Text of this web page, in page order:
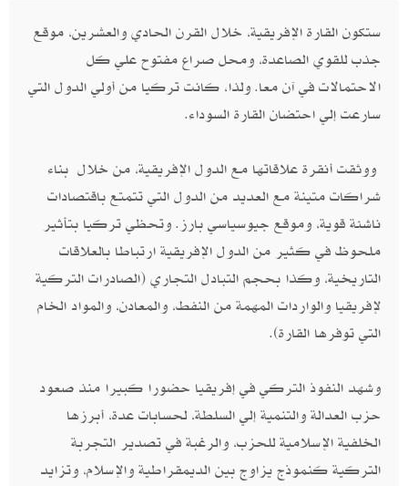
ستكون القارة الإفريقية،‮ ‬خلال القرن الحادي والعشرين،‮ ‬موقع
جذب للقوي الصاعدة،‮ ‬ومحل صراع مفتوح علي كل
الاحتمالات في آن معا‮. ‬ولذا،‮ ‬كانت تركيا من أولي الدول التي
سارعت إلي احتضان القارة السوداء‮.‬
‮ ‬ووثقت أنقرة علاقاتها مع الدول الإفريقية،‮ ‬من خلال‮ ‬بناء
شراكات متينة مع العديد من الدول التي تتمتع باقتصادات
ناشئة قوية،‮ ‬وموقع جيوسياسي بارز‮. ‬وتحظي تركيا بتأثير
ملحوظ في كثير من الدول الإفريقية ارتباطا بالعلاقات
التاريخية، وكذا بحجم التبادل التجاري‮ (‬الصادرات التركية
لإفريقيا والواردات المهمة من النفط،‮ ‬والمعادن،‮ ‬والمواد الخام
التي توفرها القارة‮).‬
وشهد النفوذ التركي في إفريقيا حضورا كبيرا منذ صعود
حزب العدالة والتنمية إلي السلطة، لحسابات عدة، أبرزها
الخلفية الإسلامية للحزب، والرغبة في تصدير التجربة
التركية كنموذج يزاوج بين الديمقراطية والإسلام، وتزايد